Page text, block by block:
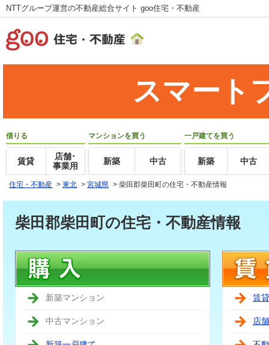
NTTグループ運営の不動産総合サイト goo住宅・不動産
スマート
借りる
賃貸
店舗･
事業用
マンションを買う
新築 中古
一戸建てを買う
新築 中古
住宅・不動産 > 東北 > 宮城県 > 柴田郡柴田町の住宅・不動産情報
柴田郡柴田町の住宅・不動産情報
新築マンション
中古マンション
賃
店